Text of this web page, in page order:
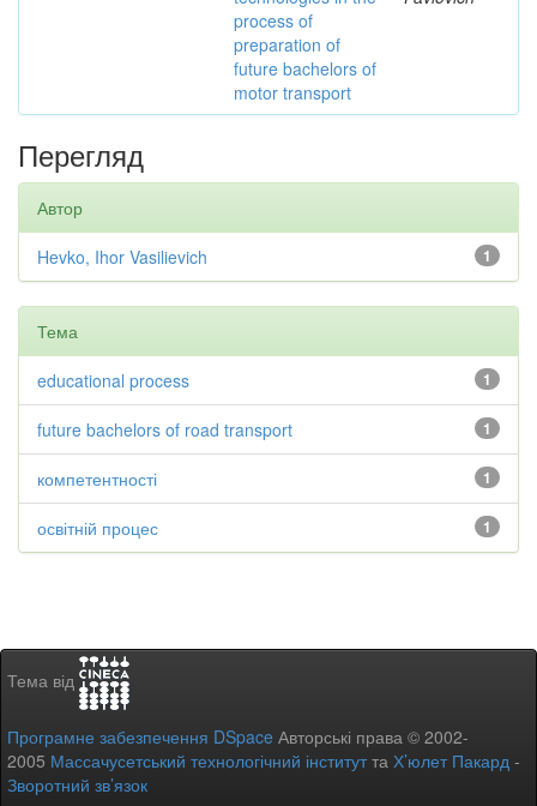
process of
preparation of
future bachelors of
motor transport
Перегляд
Автор
1
Hevko, Ihor Vasilievich
Тема
1
educational process
1
future bachelors of road transport
1
компетентності
1
освітній процес
Тема від
Програмне забезпечення DSpace Авторські права © 2002-
2005 Массачусетський технологічний інститутта Х’юлет Пакард -
Зворотний зв’язок